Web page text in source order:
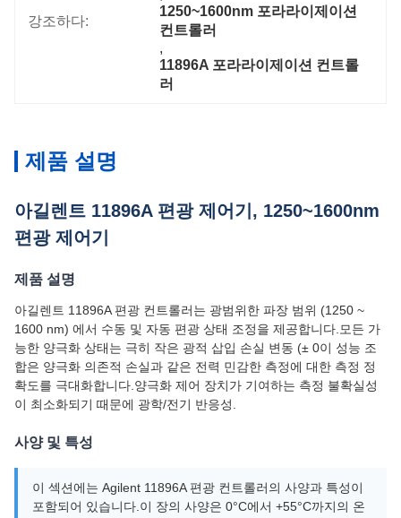
강조하다:
1250~1600nm 포라라이제이션
컨트롤러
,
11896A 포라라이제이션 컨트롤
러
제품 설명
아길렌트 11896A 편광 제어기, 1250~1600nm
편광 제어기
제품 설명
아길렌트 11896A 편광 컨트롤러는 광범위한 파장 범위 (1250 ~
1600 nm) 에서 수동 및 자동 편광 상태 조정을 제공합니다.모든 가
능한 양극화 상태는 극히 작은 광적 삽입 손실 변동 (± 0이 성능 조
합은 양극화 의존적 손실과 같은 전력 민감한 측정에 대한 측정 정
확도를 극대화합니다.양극화 제어 장치가 기여하는 측정 불확실성
이 최소화되기 때문에 광학/전기 반응성.
사양 및 특성
이 섹션에는 Agilent 11896A 편광 컨트롤러의 사양과 특성이
포함되어 있습니다.이 장의 사양은 0°C에서 +55°C까지의 온